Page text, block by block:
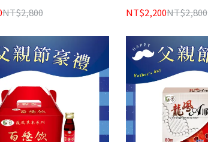
NT$2,800
NT$2,200NT$2,800